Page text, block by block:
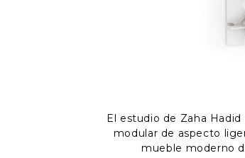
El estudio de Zaha
modular de aspecto
mueble moderno